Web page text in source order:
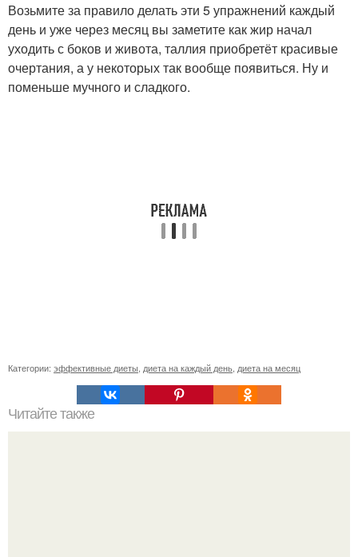
Возьмите за правило делать эти 5 упражнений каждый
день и уже через месяц вы заметите как жир начал
уходить с боков и живота, таллия приобретёт красивые
очертания, а у некоторых так вообще появиться. Ну и
поменьше мучного и сладкого.
Категории: эффективные диеты диета на каждый день диета на месяц
Читайте также